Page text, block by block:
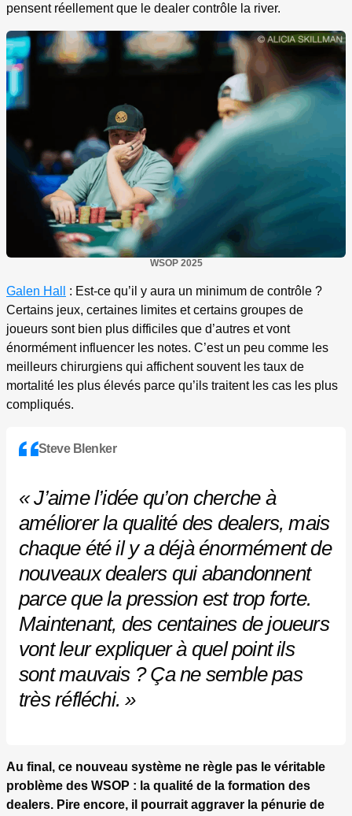
pensent réellement que le dealer contrôle la river.
WSOP 2025
Galen Hall
: Est-ce qu’il y aura un minimum de contrôle ?
Certains jeux, certaines limites et certains groupes de
joueurs sont bien plus difficiles que d’autres et vont
énormément influencer les notes. C’est un peu comme les
meilleurs chirurgiens qui affichent souvent les taux de
mortalité les plus élevés parce qu’ils traitent les cas les plus
compliqués.
Steve Blenker
« J’aime l’idée qu’on cherche à
améliorer la qualité des dealers, mais
chaque été il y a déjà énormément de
nouveaux dealers qui abandonnent
parce que la pression est trop forte.
Maintenant, des centaines de joueurs
vont leur expliquer à quel point ils
sont mauvais ? Ça ne semble pas
très réfléchi. »
Au final, ce nouveau système ne règle pas le véritable
problème des WSOP : la qualité de la formation des
dealers. Pire encore, il pourrait aggraver la pénurie de